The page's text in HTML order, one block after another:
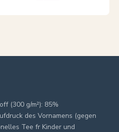
(300 g/m²): 85%
des Vornamens (gegen
Tee fr Kinder und